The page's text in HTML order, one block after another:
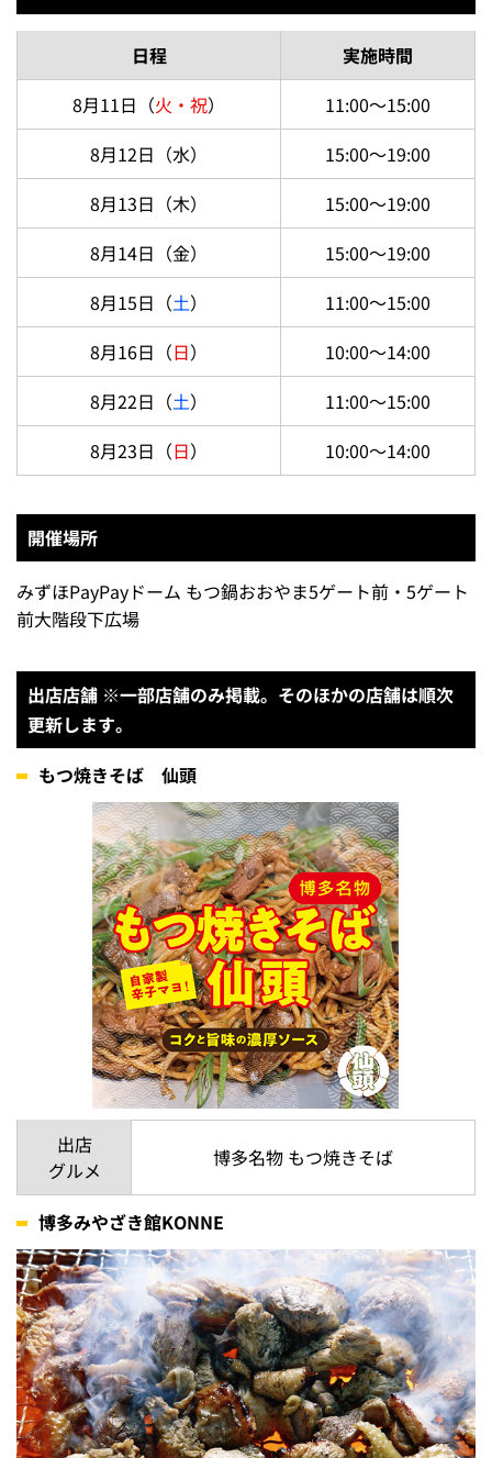
日程
実施時間
8月11日（火・祝）
11:00～15:00
8月12日（水）
15:00～19:00
8月13日（木）
15:00～19:00
8月14日（金）
15:00～19:00
8月15日（土）
11:00～15:00
8月16日（日）
10:00～14:00
8月22日（土）
11:00～15:00
8月23日（日） 10:00～14:00
開催場所
みずほPayPayドーム もつ鍋おおやま5ゲート前・5ゲート
前大階段下広場
出店店舗 ※一部店舗のみ掲載。そのほかの店舗は順次
更新します。
もつ焼きそば 仙頭
出店
グルメ
博多名物 もつ焼きそば
博多みやざき館KONNE